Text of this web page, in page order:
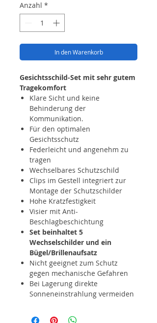
Anzahl *
In den Warenkorb
Gesichtsschild-Set mit sehr gutem
Tragekomfort
Klare Sicht und keine
Behinderung der
Kommunikation.
Für den optimalen
Gesichtsschutz
Federleicht und angenehm zu
tragen
Wechselbares Schutzschild
Clips im Gestell integriert zur
Montage der Schutzschilder
Hohe Kratzfestigkeit
Visier mit Anti-
Beschlagbeschichtung
Set beinhaltet 5
Wechselschilder und ein
Bügel/Brillenaufsatz
Nicht geeignet zum Schutz
gegen mechanische Gefahren
Bei Lagerung direkte
Sonneneinstrahlung vermeiden